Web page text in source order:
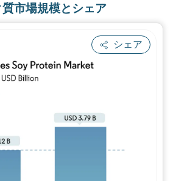
市場規模とシェア
シェア